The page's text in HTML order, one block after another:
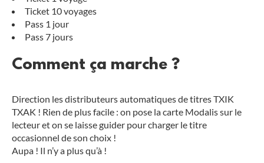
Ticket 10 voyages
Pass 1 jour
Pass 7 jours
Comment ça marche ?
Direction les distributeurs automatiques de titres TXIK
TXAK ! Rien de plus facile : on pose la carte Modalis sur le
lecteur et on se laisse guider pour charger le titre
occasionnel de son choix !
Aupa ! Il n’y a plus qu’à !